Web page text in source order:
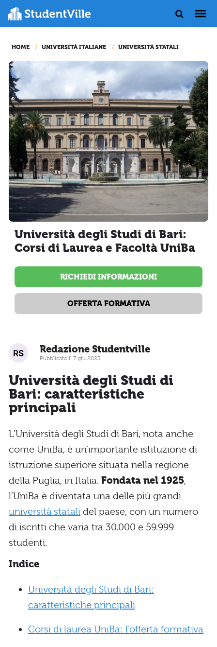
HOME UNIVERSITÀ ITALIANE UNIVERSITÀ STATALI
Università degli Studi di Bari:
Corsi di Laurea e Facoltà UniBa
RICHIEDI INFORMAZIONI
OFFERTA FORMATIVA
Redazione Studentville
Pubblicato il 7 giu 2023
Università degli Studi di
Bari: caratteristiche
principali
L’Università degli Studi di Bari, nota anche
come UniBa, è un’importante istituzione di
istruzione superiore situata nella regione
della Puglia, in Italia. Fondata nel 1925,
l’UniBa è diventata una delle più grandi
università statali del paese, con un numero
di iscritti che varia tra 30.000 e 59.999
studenti.
Indice
Università degli Studi di Bari:
caratteristiche principali
Corsi di laurea UniBa: l’offerta formativa